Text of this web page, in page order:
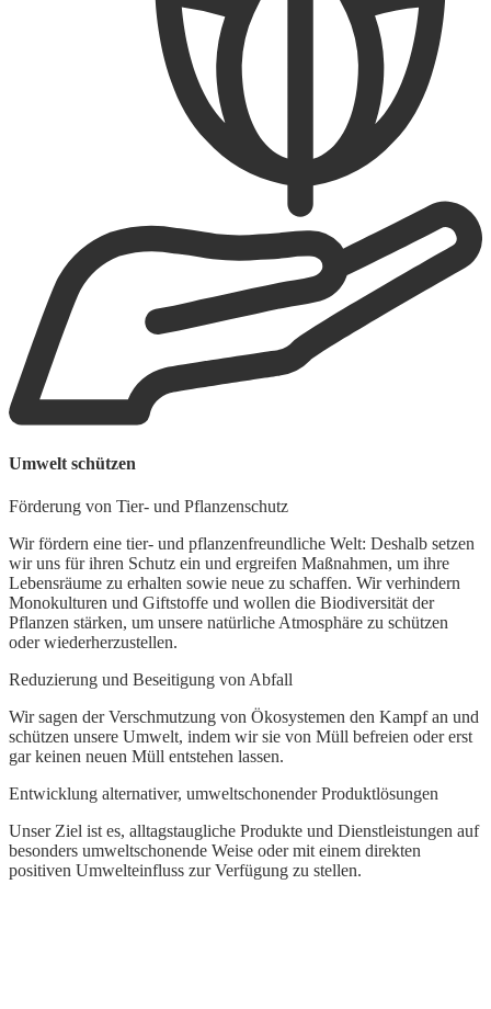
Umwelt schützen
Förderung von Tier- und Pflanzenschutz
Wir fördern eine tier- und pflanzenfreundliche Welt: Deshalb setzen
wir uns für ihren Schutz ein und ergreifen Maßnahmen, um ihre
Lebensräume zu erhalten sowie neue zu schaffen. Wir verhindern
Monokulturen und Giftstoffe und wollen die Biodiversität der
Pflanzen stärken, um unsere natürliche Atmosphäre zu schützen
oder wiederherzustellen.
Reduzierung und Beseitigung von Abfall
Wir sagen der Verschmutzung von Ökosystemen den Kampf an und
schützen unsere Umwelt, indem wir sie von Müll befreien oder erst
gar keinen neuen Müll entstehen lassen.
Entwicklung alternativer, umweltschonender Produktlösungen
Unser Ziel ist es, alltagstaugliche Produkte und Dienstleistungen auf
besonders umweltschonende Weise oder mit einem direkten
positiven Umwelteinfluss zur Verfügung zu stellen.